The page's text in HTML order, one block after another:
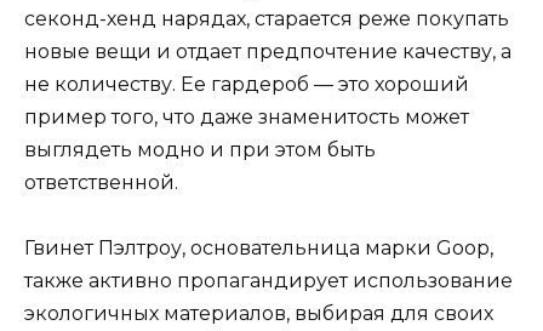
секонд-хенд нарядах, старается реже покупать
новые вещи и отдает предпочтение качеству, а
не количеству. Ее гардероб — это хороший
пример того, что даже знаменитость может
выглядеть модно и при этом быть
ответственной.
Гвинет Пэлтроу, основательница марки Goop,
также активно пропагандирует использование
экологичных материалов, выбирая для своих